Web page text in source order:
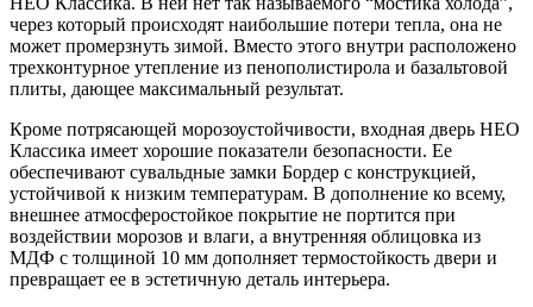
через который происходят наибольшие потери тепла, она не
может промерзнуть зимой. Вместо этого внутри расположено
трехконтурное утепление из пенополистирола и базальтовой
плиты, дающее максимальный результат.
Кроме потрясающей морозоустойчивости, входная дверь НЕО
Классика имеет хорошие показатели безопасности. Ее
обеспечивают сувальдные замки Бордер с конструкцией,
устойчивой к низким температурам. В дополнение ко всему,
внешнее атмосферостойкое покрытие не портится при
воздействии морозов и влаги, а внутренняя облицовка из
МДФ с толщиной 10 мм дополняет термостойкость двери и
превращает ее в эстетичную деталь интерьера.